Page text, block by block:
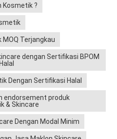
Kosmetik ?
Terjangkau
dengan Sertifikasi BPOM
Halal
Dengan Sertifikasi Halal
endorsement produk
& Skincare
Dengan Modal Minim